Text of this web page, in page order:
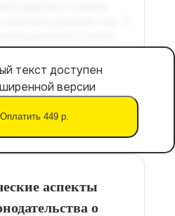
текст доступен
версии
Оплатить 449 р.
аспекты
о